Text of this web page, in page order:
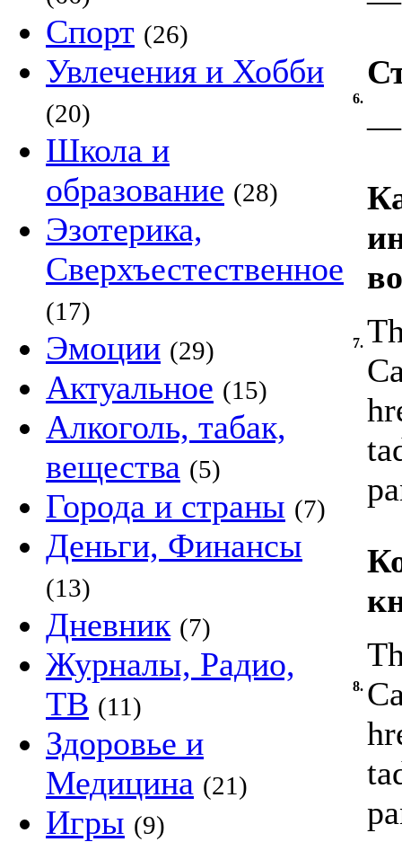
Спорт (26)
Увлечения и Хобби
(20)
Школа и
образование (28)
Эзотерика,
Сверхъестественное
(17)
Эмоции (29)
Актуальное (15)
Алкоголь, табак,
вещества (5)
Города и страны (7)
Деньги, Финансы
(13)
Дневник (7)
Журналы, Радио,
ТВ (11)
Здоровье и
Медицина (21)
Игры (9)
6.
—
7.
8.